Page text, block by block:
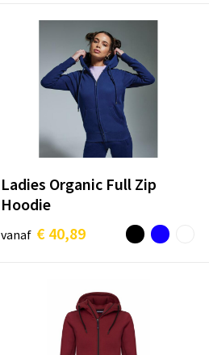
Ladies Organic Full Zip
Hoodie
vanaf € 40,89